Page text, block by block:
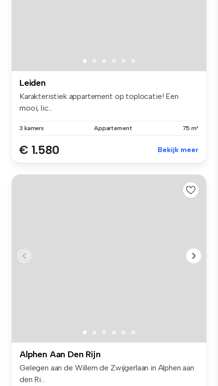
Leiden
Karakteristiek appartement op toplocatie! Een
mooi, lic...
3 kamers Appartement 75 m²
€ 1.580 Bekijk meer
Alphen Aan Den Rijn
Gelegen aan de Willem de Zwijgerlaan in Alphen aan
den Ri...